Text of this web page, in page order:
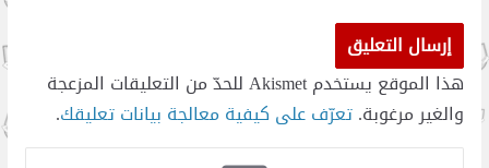
هذا الموقع يستخدم Akismet للحدّ من التعليقات المزعجة
والغير مرغوبة.تعرّف على كيفية معالجة بيانات تعليقك.